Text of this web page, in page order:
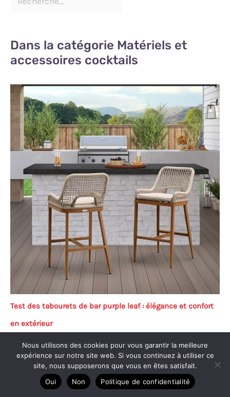
Dans la catégorie Matériels et
accessoires cocktails
Test des tabourets de bar purple leaf : élégance et confort
en extérieur
Nous utilisons des cookies pour vous garantir la meilleure
expérience sur notre site web. Si vous continuez à utiliser ce
site, nous supposerons que vous en êtes satisfait.
Oui
Non Politique de confidentialité